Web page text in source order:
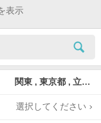
表示
関東 , 東京都 , 立川市
選択してください